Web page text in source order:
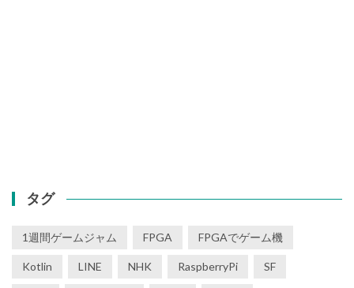
タグ
1週間ゲームジャム FPGA FPGAでゲーム機
Kotlin LINE NHK RaspberryPi SF